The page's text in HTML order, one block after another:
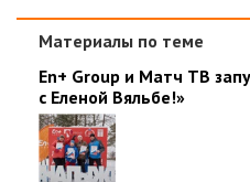
Материалы по теме
En+ Group и Матч ТВ
с Еленой Вяльбе!»